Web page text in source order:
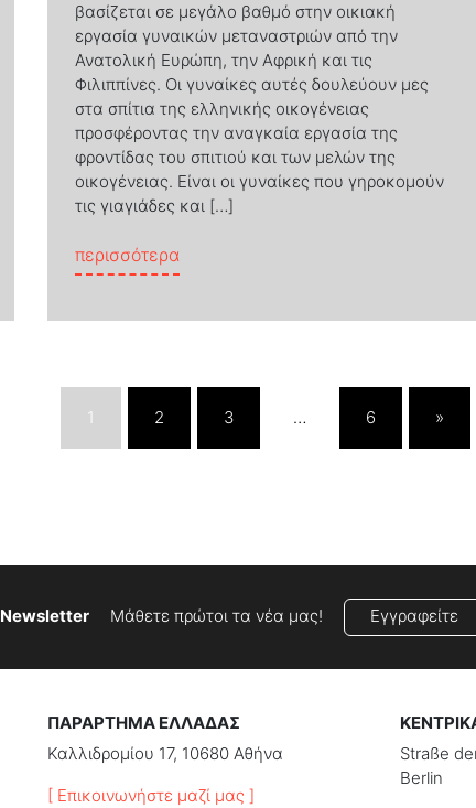
βασίζεται σε μεγάλο βαθμό στην οικιακή
εργασία γυναικών μεταναστριών από την
Ανατολική Ευρώπη, την Αφρική και τις
Φιλιππίνες. Οι γυναίκες αυτές δουλεύουν µες
στα σπίτια της ελληνικής οικογένειας
προσφέροντας την αναγκαία εργασία της
φροντίδας του σπιτιού και των µελών της
οικογένειας. Είναι οι γυναίκες που γηροκομούν
τις γιαγιάδες και […]
περισσότεραfrom Sunday Women – Ιστορίες
1 2 3 … 6 »
Newsletter Μάθετε πρώτοι τα νέα μας! Εγγραφείτε
ΠΑΡΑΡΤΗΜΑ ΕΛΛΑΔΑΣ
Καλλιδρομίου 17, 10680 Αθήνα
[ Επικοινωνήστε μαζί μας ]
Straße
Berlin